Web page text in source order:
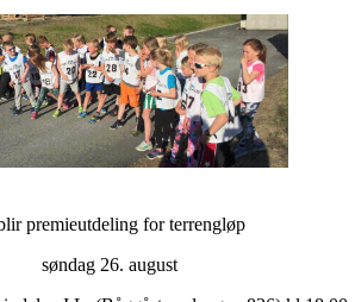
premieutdeling for terrengløp
søndag 26. august